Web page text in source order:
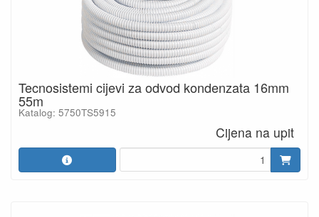
Tecnosistemi cijevi za odvod kondenzata 16mm
55m
Katalog: 5750TS5915
Cijena na upit